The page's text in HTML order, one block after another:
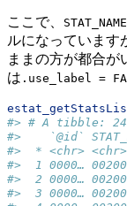
ここで、 STAT_NAME
ルになっています
ままの方が都合が
は .use_label =
#> # A tibble:
#>    `@id`
#>  * <chr>
#>  1 0000…
#>  2 0000…
#>  3 0000…